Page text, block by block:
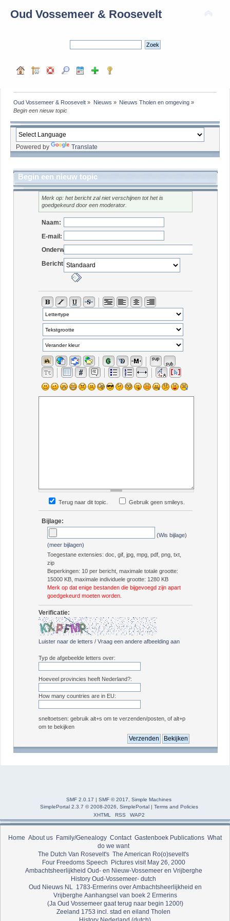
Oud Vossemeer & Roosevelt
Oud Vossemeer & Roosevelt » Nieuws » Nieuws Tholen en omgeving»
Begin een nieuw topic
Powered by Translate
Begin een nieuw topic
Merk op: het bericht zal niet verschijnen tot het is
goedgekeurd door een moderator.
Naam:
E-mail:
Onderwerp:
Berichticoon:
Terug naar dit topic. Gebruik geen smileys.
Bijlage:
(Wis bijlage)
(meer bijlagen)
Toegestane extensies: doc, gif, jpg, mpg, pdf, png, txt,
zip
Beperkingen: 10 per bericht, maximale totale grootte:
15000 KB, maximale individuele grootte: 1280 KB
Merk op dat enige bestanden die bijgevoegd zijn apart
goedgekeurd moeten worden.
Verificatie:
Luister naar de letters / Vraag een andere afbeelding aan
Typ de afgebeelde letters over:
Hoeveel provincies heeft Nederland?:
How many countries are in EU:
sneltoetsen: gebruik alt+s om te verzenden/posten, of alt+p
om te bekijken
SMF 2.0.17 | SMF © 2017
Simple Machines
SimplePortal 2.3.7 © 2008-2026, SimplePortal| Terms and Policies
XHTML
RSS WAP2
Home About us Family/Genealogy Contact Gastenboek Publications What
do we want
The Dutch Van Rosevelt's The American Ro(o)sevelt's
Four Freedoms Speech Pictures visit May 26, 2000
Ambachtsheerlijkheid Oud- en Nieuw-Vossemeer en Vrijberghe
History Oud-Vossemeer- dutch
Oud Nieuws NL
1783-Ermerins over Ambachtsheerlijkheid en
Vrijberghe Aanhangsel van boek 2 Ermerins
(Ja Oud Vossemeer gaat terug naar begin 1200!)
Zeeland 1753 incl. stad en eiland Tholen